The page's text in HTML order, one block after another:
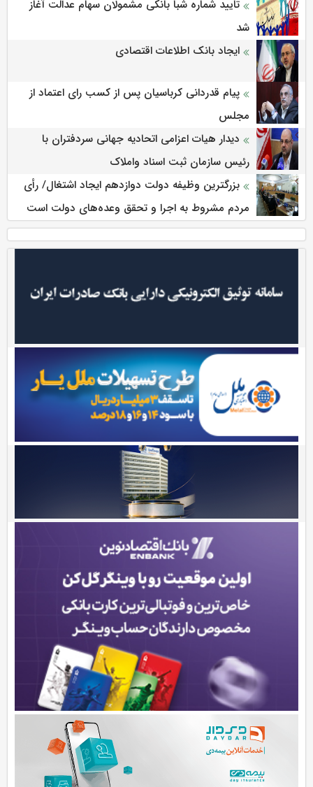
تایید شماره شبا بانکی مشمولان سهام عدالت آغاز
شد
ایجاد بانک اطلاعات اقتصادی
پیام قدردانی کرباسیان پس از کسب رای اعتماد از
مجلس
دیدار هیات اعزامی اتحادیه جهانی سردفتران با
رئیس سازمان ثبت اسناد واملاک
بزرگترین وظیفه دولت دوازدهم ایجاد اشتغال/ رأی
مردم مشروط به اجرا و تحقق وعده‌های دولت است